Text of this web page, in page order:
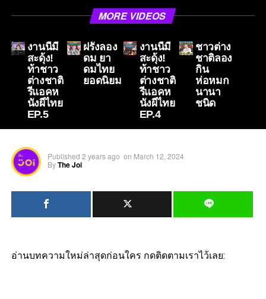
MORE VIDEOS
งานนี้มี
สะดุ้ง!
ท้าชาว
ต่างชาติ
รีแอคห
นังผีไทย
EP.5
ฝรั่งลอง
ดม ยา
ดมไทย
ยอดนิยม
งานนี้มี
สะดุ้ง!
ท้าชาว
ต่างชาติ
รีแอคห
นังผีไทย
EP.4
ชาวต่าง
ชาติลอง
กิน
ห่อหมก
นานา
ชนิด
Published 2 years ago on March 12, 2024
ByThe Joi
อ่านบทความใหม่ล่าสุดก่อนใคร กดติดตามเราไว้เลย: